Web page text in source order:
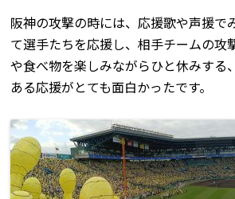
阪神の攻撃の時には、応援歌や声援で
て選手たちを応援し、相手チームの攻
や食べ物を楽しみながらひと休みする
ある応援がとても面白かったです。